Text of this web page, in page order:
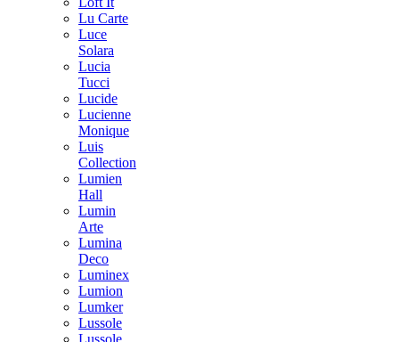
Lu Carte
Luce
Solara
Lucia
Tucci
Lucide
Lucienne
Monique
Luis
Collection
Lumien
Hall
Lumin
Arte
Lumina
Deco
Luminex
Lumion
Lumker
Lussole
Lussole